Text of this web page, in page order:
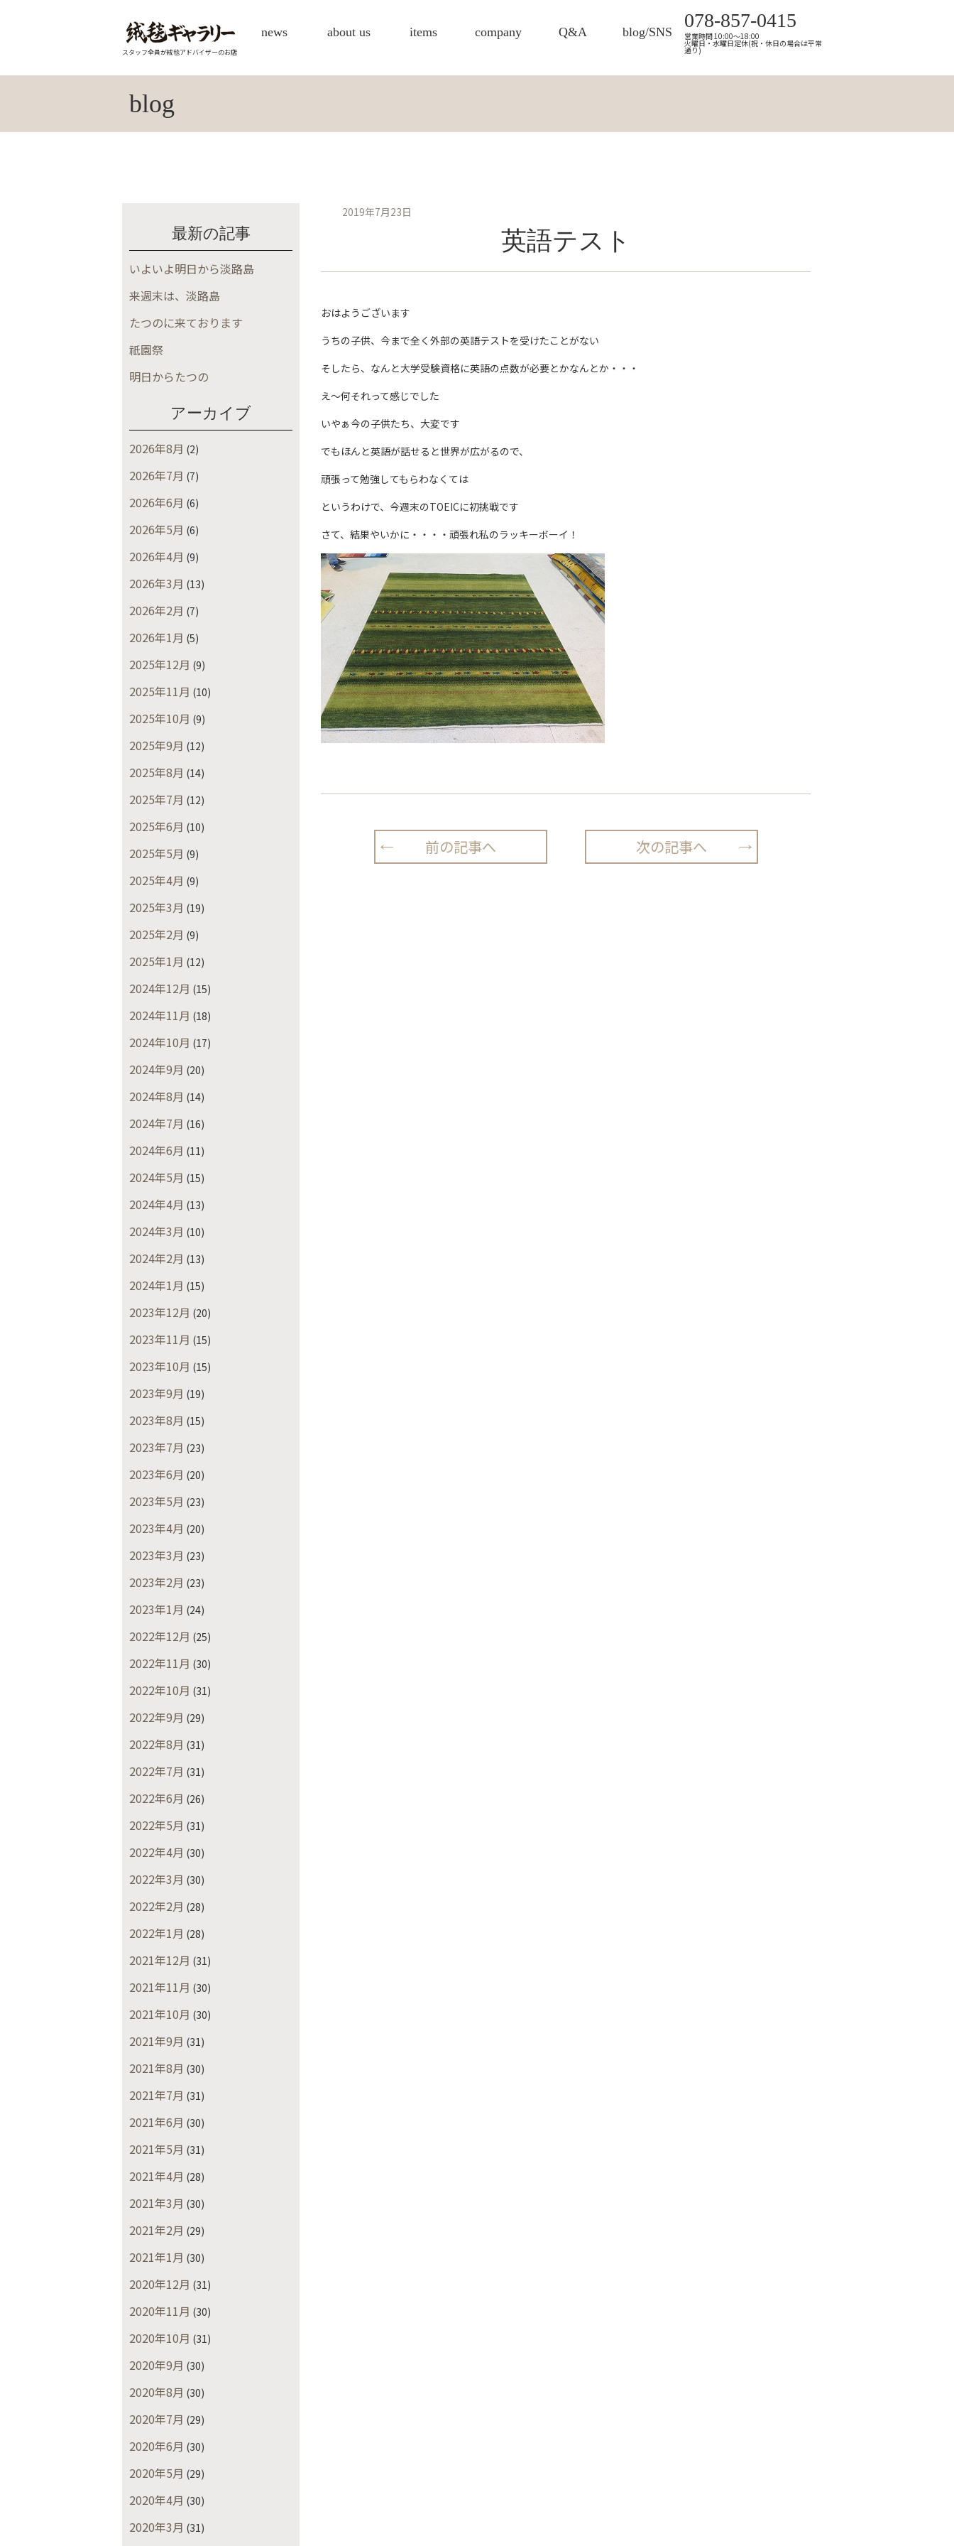
スタッフ全員が絨毯アドバイザーのお店
news about us items company Q&A blog/SNS
078-857-0415
営業時間 10:00～18:00
火曜日・水曜日定休(祝・休日の場合は平常
通り)
blog
最新の記事
いよいよ明日から淡路島
来週末は、淡路島
たつのに来ております
祇園祭
明日からたつの
アーカイブ
2026年8月 (2)
2026年7月 (7)
2026年6月 (6)
2026年5月 (6)
2026年4月 (9)
2026年3月 (13)
2026年2月 (7)
2026年1月 (5)
2025年12月 (9)
2025年11月 (10)
2025年10月 (9)
2025年9月 (12)
2025年8月 (14)
2025年7月 (12)
2025年6月 (10)
2025年5月 (9)
2025年4月 (9)
2025年3月 (19)
2025年2月 (9)
2025年1月 (12)
2024年12月 (15)
2024年11月 (18)
2024年10月 (17)
2024年9月 (20)
2024年8月 (14)
2024年7月 (16)
2024年6月 (11)
2024年5月 (15)
2024年4月 (13)
2024年3月 (10)
2024年2月 (13)
2024年1月 (15)
2023年12月 (20)
2023年11月 (15)
2023年10月 (15)
2023年9月 (19)
2023年8月 (15)
2023年7月 (23)
2023年6月 (20)
2023年5月 (23)
2023年4月 (20)
2023年3月 (23)
2023年2月 (23)
2023年1月 (24)
2022年12月 (25)
2022年11月 (30)
2022年10月 (31)
2022年9月 (29)
2022年8月 (31)
2022年7月 (31)
2022年6月 (26)
2022年5月 (31)
2022年4月 (30)
2022年3月 (30)
2022年2月 (28)
2022年1月 (28)
2021年12月 (31)
2021年11月 (30)
2021年10月 (30)
2021年9月 (31)
2021年8月 (30)
2021年7月 (31)
2021年6月 (30)
2021年5月 (31)
2021年4月 (28)
2021年3月 (30)
2021年2月 (29)
2021年1月 (30)
2020年12月 (31)
2020年11月 (30)
2020年10月 (31)
2020年9月 (30)
2020年8月 (30)
2020年7月 (29)
2020年6月 (30)
2020年5月 (29)
2020年4月 (30)
2020年3月 (31)
2019年7月23日
英語テスト
おはようございます
うちの子供、今まで全く外部の英語テストを受けたことがない
そしたら、なんと大学受験資格に英語の点数が必要とかなんとか・・・
え～何それって感じでした
いやぁ今の子供たち、大変です
でもほんと英語が話せると世界が広がるので、
頑張って勉強してもらわなくては
というわけで、今週末のTOEICに初挑戦です
さて、結果やいかに・・・・頑張れ私のラッキーボーイ！
前の記事へ 次の記事へ